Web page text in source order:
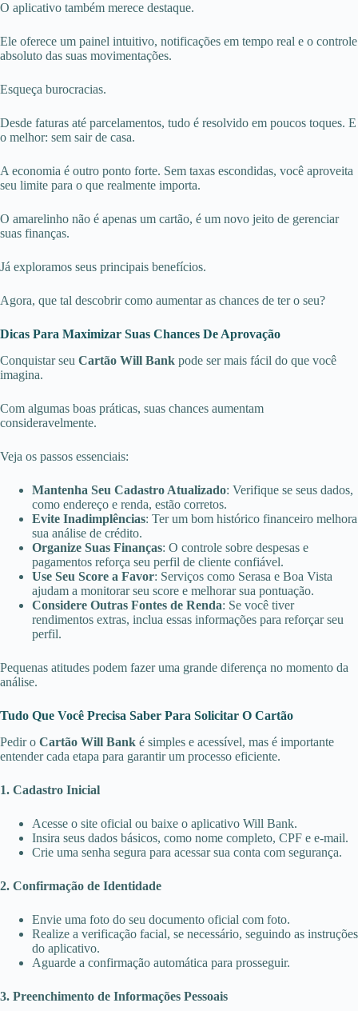
O aplicativo também merece destaque.
Ele oferece um painel intuitivo, notificações em tempo real e o controle
absoluto das suas movimentações.
Esqueça burocracias.
Desde faturas até parcelamentos, tudo é resolvido em poucos toques. E
o melhor: sem sair de casa.
A economia é outro ponto forte. Sem taxas escondidas, você aproveita
seu limite para o que realmente importa.
O amarelinho não é apenas um cartão, é um novo jeito de gerenciar
suas finanças.
Já exploramos seus principais benefícios.
Agora, que tal descobrir como aumentar as chances de ter o seu?
Dicas Para Maximizar Suas Chances De Aprovação
Conquistar seu Cartão Will Bank pode ser mais fácil do que você
imagina.
Com algumas boas práticas, suas chances aumentam
consideravelmente.
Veja os passos essenciais:
Mantenha Seu Cadastro Atualizado: Verifique se seus dados,
como endereço e renda, estão corretos.
Evite Inadimplências: Ter um bom histórico financeiro melhora
sua análise de crédito.
Organize Suas Finanças: O controle sobre despesas e
pagamentos reforça seu perfil de cliente confiável.
Use Seu Score a Favor: Serviços como Serasa e Boa Vista
ajudam a monitorar seu score e melhorar sua pontuação.
Considere Outras Fontes de Renda: Se você tiver
rendimentos extras, inclua essas informações para reforçar seu
perfil.
Pequenas atitudes podem fazer uma grande diferença no momento da
análise.
Tudo Que Você Precisa Saber Para Solicitar O Cartão
Pedir o Cartão Will Bank é simples e acessível, mas é importante
entender cada etapa para garantir um processo eficiente.
1. Cadastro Inicial
Acesse o site oficial ou baixe o aplicativo Will Bank.
Insira seus dados básicos, como nome completo, CPF e e-mail.
Crie uma senha segura para acessar sua conta com segurança.
2. Confirmação de Identidade
Envie uma foto do seu documento oficial com foto.
Realize a verificação facial, se necessário, seguindo as instruções
do aplicativo.
Aguarde a confirmação automática para prosseguir.
3. Preenchimento de Informações Pessoais